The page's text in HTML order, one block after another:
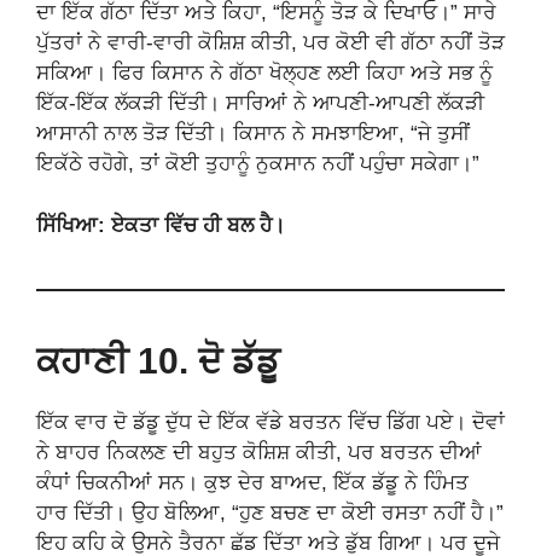
ਦਾ ਇੱਕ ਗੱਠਾ ਦਿੱਤਾ ਅਤੇ ਕਿਹਾ, “ਇਸਨੂੰ ਤੋੜ ਕੇ ਦਿਖਾਓ।” ਸਾਰੇ
ਪੁੱਤਰਾਂ ਨੇ ਵਾਰੀ-ਵਾਰੀ ਕੋਸ਼ਿਸ਼ ਕੀਤੀ, ਪਰ ਕੋਈ ਵੀ ਗੱਠਾ ਨਹੀਂ ਤੋੜ
ਸਕਿਆ। ਫਿਰ ਕਿਸਾਨ ਨੇ ਗੱਠਾ ਖੋਲ੍ਹਣ ਲਈ ਕਿਹਾ ਅਤੇ ਸਭ ਨੂੰ
ਇੱਕ-ਇੱਕ ਲੱਕੜੀ ਦਿੱਤੀ। ਸਾਰਿਆਂ ਨੇ ਆਪਣੀ-ਆਪਣੀ ਲੱਕੜੀ
ਆਸਾਨੀ ਨਾਲ ਤੋੜ ਦਿੱਤੀ। ਕਿਸਾਨ ਨੇ ਸਮਝਾਇਆ, “ਜੇ ਤੁਸੀਂ
ਇਕੱਠੇ ਰਹੋਗੇ, ਤਾਂ ਕੋਈ ਤੁਹਾਨੂੰ ਨੁਕਸਾਨ ਨਹੀਂ ਪਹੁੰਚਾ ਸਕੇਗਾ।”
ਸਿੱਖਿਆ: ਏਕਤਾ ਵਿੱਚ ਹੀ ਬਲ ਹੈ।
ਕਹਾਣੀ 10. ਦੋ ਡੱਡੂ
ਇੱਕ ਵਾਰ ਦੋ ਡੱਡੂ ਦੁੱਧ ਦੇ ਇੱਕ ਵੱਡੇ ਬਰਤਨ ਵਿੱਚ ਡਿੱਗ ਪਏ। ਦੋਵਾਂ
ਨੇ ਬਾਹਰ ਨਿਕਲਣ ਦੀ ਬਹੁਤ ਕੋਸ਼ਿਸ਼ ਕੀਤੀ, ਪਰ ਬਰਤਨ ਦੀਆਂ
ਕੰਧਾਂ ਚਿਕਨੀਆਂ ਸਨ। ਕੁਝ ਦੇਰ ਬਾਅਦ, ਇੱਕ ਡੱਡੂ ਨੇ ਹਿੰਮਤ
ਹਾਰ ਦਿੱਤੀ। ਉਹ ਬੋਲਿਆ, “ਹੁਣ ਬਚਣ ਦਾ ਕੋਈ ਰਸਤਾ ਨਹੀਂ ਹੈ।”
ਇਹ ਕਹਿ ਕੇ ਉਸਨੇ ਤੈਰਨਾ ਛੱਡ ਦਿੱਤਾ ਅਤੇ ਡੁੱਬ ਗਿਆ। ਪਰ ਦੂਜੇ